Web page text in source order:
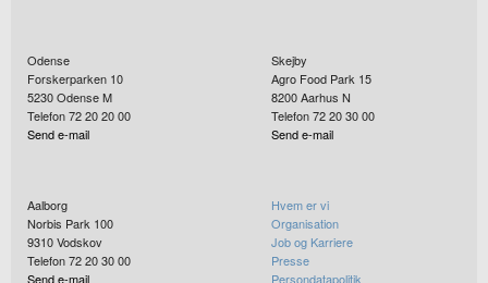
Odense
Forskerparken 10
5230Odense M
Telefon 72 20 20 00
Send e-mail
Skejby
Agro Food Park 15
8200Aarhus N
Telefon 72 20 30 00
Send e-mail
Aalborg
Norbis Park 100
9310Vodskov
Telefon 72 20 30 00
Send e-mail
Hvem er vi
Organisation
Job og Karriere
Presse
Persondatapolitik